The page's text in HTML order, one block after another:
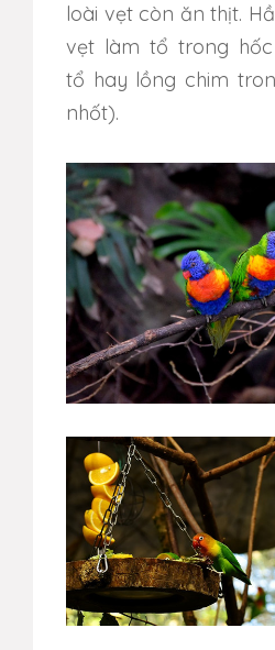
loài vẹt còn ăn thịt.
vẹt làm tổ trong
tổ hay lồng chim
nhốt).